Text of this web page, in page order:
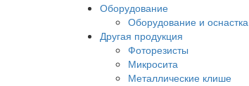
Оборудование
Оборудование и оснастка
Другая продукция
Фоторезисты
Микросита
Металлические клише